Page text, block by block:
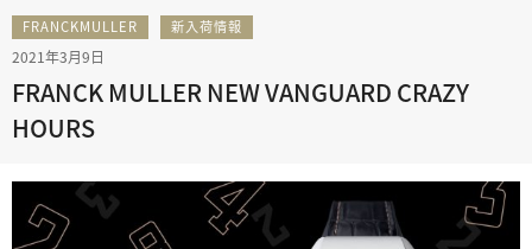
FRANCKMULLER 新入荷情報
2021年3月9日
FRANCK MULLER NEW VANGUARD CRAZY
HOURS